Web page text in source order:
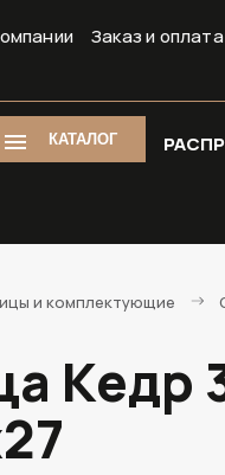
Заказ и оплата
КАТАЛОГ
и комплектующие
Кедр